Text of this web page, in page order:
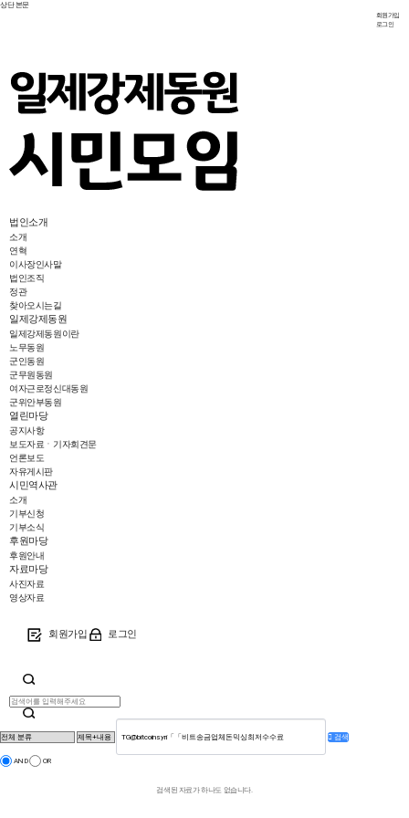
상단본문
회원가입
로그인
법인소개
소개
연혁
이사장인사말
법인조직
정관
찾아오시는길
일제강제동원
일제강제동원이란
노무동원
군인동원
군무원동원
여자근로정신대동원
군위안부동원
열린마당
공지사항
보도자료ㆍ기자회견문
언론보도
자유게시판
시민역사관
소개
기부신청
기부소식
후원마당
후원안내
자료마당
사진자료
영상자료
회원가입 로그인
검색
AND OR
검색된 자료가 하나도 없습니다.